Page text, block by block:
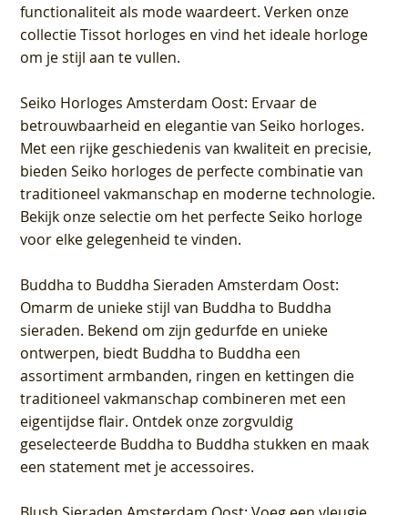
functionaliteit als mode waardeert. Verken onze
collectie Tissot horloges en vind het ideale horloge
om je stijl aan te vullen.
Seiko Horloges Amsterdam Oost: Ervaar de
betrouwbaarheid en elegantie van Seiko horloges.
Met een rijke geschiedenis van kwaliteit en precisie,
bieden Seiko horloges de perfecte combinatie van
traditioneel vakmanschap en moderne technologie.
Bekijk onze selectie om het perfecte Seiko horloge
voor elke gelegenheid te vinden.
Buddha to Buddha Sieraden Amsterdam Oost:
Omarm de unieke stijl van Buddha to Buddha
sieraden. Bekend om zijn gedurfde en unieke
ontwerpen, biedt Buddha to Buddha een
assortiment armbanden, ringen en kettingen die
traditioneel vakmanschap combineren met een
eigentijdse flair. Ontdek onze zorgvuldig
geselecteerde Buddha to Buddha stukken en maak
een statement met je accessoires.